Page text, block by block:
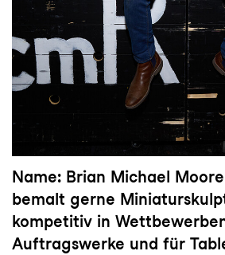
Name: Brian Michael
bemalt gerne
kompetitiv in
Auftragswerke und für